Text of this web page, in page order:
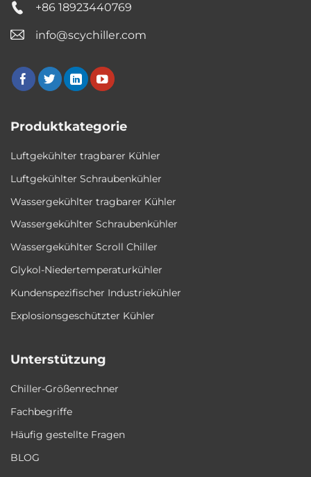
+86 18923440769
info@scychiller.com
Produktkategorie
Luftgekühlter tragbarer Kühler
Luftgekühlter Schraubenkühler
Wassergekühlter tragbarer Kühler
Wassergekühlter Schraubenkühler
Wassergekühlter Scroll Chiller
Glykol-Niedertemperaturkühler
Kundenspezifischer Industriekühler
Explosionsgeschützter Kühler
Unterstützung
Chiller-Größenrechner
Fachbegriffe
Häufig gestellte Fragen
BLOG